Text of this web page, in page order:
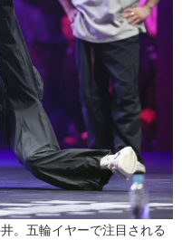
。五輪イヤーで注目される